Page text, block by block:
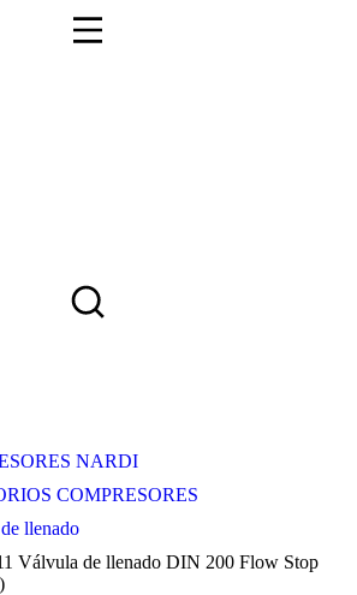
NARDI
COMPRESORES
llenado
Válvula de llenado DIN 200 Flow Stop